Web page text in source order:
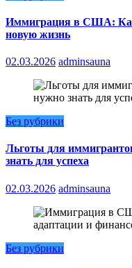
Иммиграция в США: Как
новую жизнь
02.03.2026 adminsauna
Без рубрики
Льготы для
знать для успеха
02.03.2026 adminsauna
Без рубрики